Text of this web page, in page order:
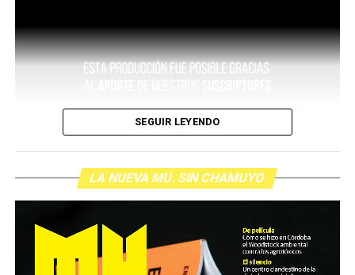
SEGUIR LEYENDO
LA NUEVA MU. SIN CHAMUYO